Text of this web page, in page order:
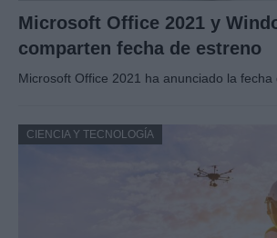
Microsoft Office 2021 y
comparten fecha de estreno
Microsoft Office 2021 ha anunciado la
CIENCIA Y TECNOLOGÍA